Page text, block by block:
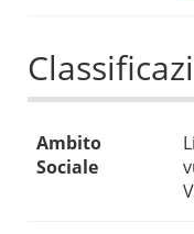
Ambito
Sociale